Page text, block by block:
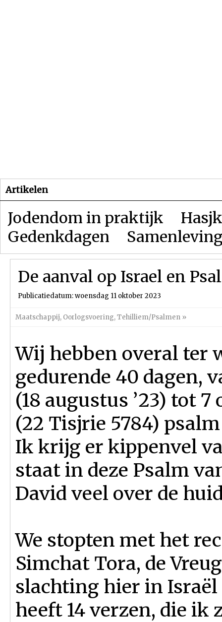
Artikelen
Jodendom in praktijk
Gedenkdagen
De aanval op Israel en
Publicatiedatum: woensdag 11 oktober 2023
Maatschappij, Oorlogsvoering,Tehilliem/Psalmen »
Wij hebben overal ter
gedurende 40 dagen,
(18 augustus ’23) tot
(22 Tisjrie 5784)
Ik krijg er kippenvel
staat in deze Psalm
David veel over de
We stopten met het
Simchat Tora, de
slachting hier in Israël
heeft 14 verzen, die ik